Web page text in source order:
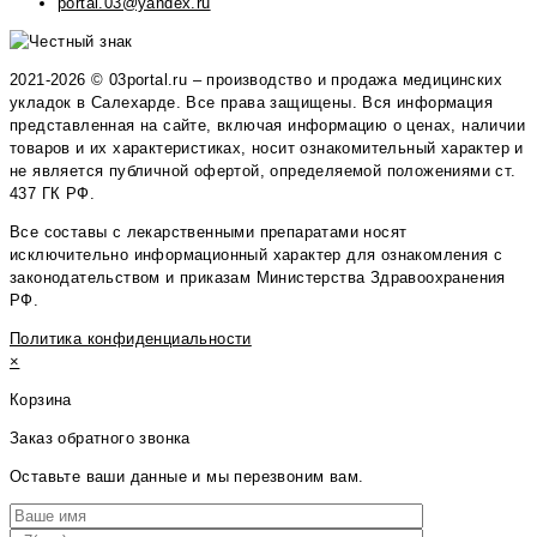
2021-2026 © 03portal.ru – производство и продажа медицинских
укладок в Салехарде. Все права защищены. Вся информация
представленная на сайте, включая информацию о ценах, наличии
товаров и их характеристиках, носит ознакомительный характер и
не является публичной офертой, определяемой положениями ст.
437 ГК РФ.
Все составы с лекарственными препаратами носят
исключительно информационный характер для ознакомления с
законодательством и приказам Министерства Здравоохранения
РФ.
Политика конфиденциальности
×
Корзина
Заказ обратного звонка
Оставьте ваши данные и мы перезвоним вам.